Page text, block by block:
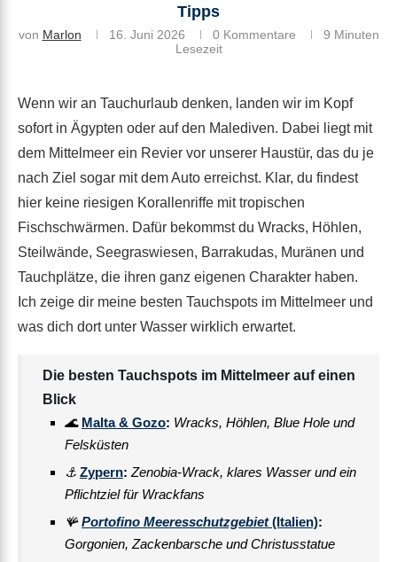
Tipps
von Marlon 16. Juni 2026 0 Kommentare
9 Minuten
Lesezeit
Wenn wir an Tauchurlaub denken, landen wir im Kopf
sofort in Ägypten oder auf den Malediven. Dabei liegt mit
dem Mittelmeer ein Revier vor unserer Haustür, das du je
nach Ziel sogar mit dem Auto erreichst. Klar, du findest
hier keine riesigen Korallenriffe mit tropischen
Fischschwärmen. Dafür bekommst du Wracks, Höhlen,
Steilwände, Seegraswiesen, Barrakudas, Muränen und
Tauchplätze, die ihren ganz eigenen Charakter haben.
Ich zeige dir meine besten Tauchspots im Mittelmeer und
was dich dort unter Wasser wirklich erwartet.
Die besten Tauchspots im Mittelmeer auf einen
Blick
🌊 Malta & Gozo: Wracks, Höhlen, Blue Hole und
Felsküsten
⚓ Zypern: Zenobia-Wrack, klares Wasser und ein
Pflichtziel für Wrackfans
🪸Portofino Meeresschutzgebiet(Italien):
Gorgonien, Zackenbarsche und Christusstatue